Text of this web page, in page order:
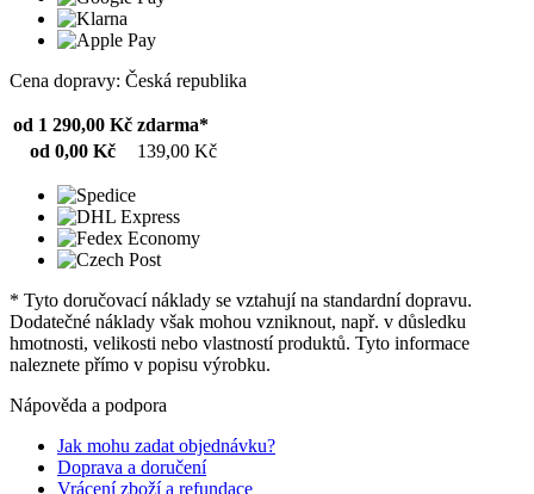
Cena dopravy: Česká republika
od 1 290,00 Kč zdarma*
od 0,00 Kč
139,00 Kč
* Tyto doručovací náklady se vztahují na standardní dopravu.
Dodatečné náklady však mohou vzniknout, např. v důsledku
hmotnosti, velikosti nebo vlastností produktů. Tyto informace
naleznete přímo v popisu výrobku.
Nápověda a podpora
Jak mohu zadat objednávku?
Doprava a doručení
Vrácení zboží a refundace